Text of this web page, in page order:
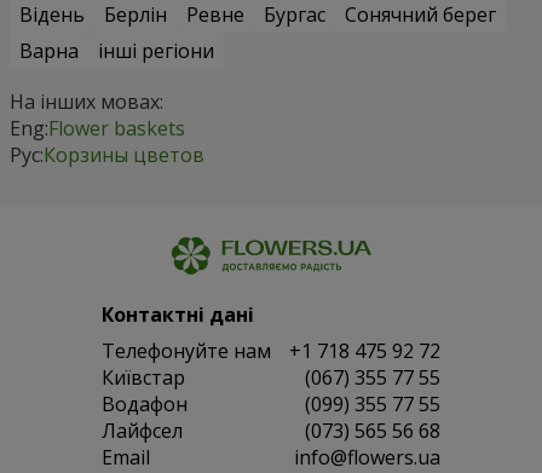
Відень
Берлін Ревне Бургас
Сонячний берег
Варна
інші регіони
На інших мовах:
Eng:Flower baskets
Рус:Корзины цветов
Контактні дані
Телефонуйте нам
+1 718 475 92 72
Київстар
(067) 355 77 55
Водафон
(099) 355 77 55
Лайфсел
(073) 565 56 68
Email
info@flowers.ua